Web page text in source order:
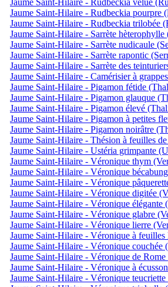
Jaume Saint-Hilaire - Rudbeckia pourpre
Jaume Saint-Hilaire - Rudbeckia trilobée
Jaume Saint-Hilaire - Sarrète
Jaume Saint-Hilaire - Sarrète nudicaule
Jaume Saint-Hilaire - Sarrète rapontic
Jaume Saint-Hilaire - Sarrète des
Jaume Saint-Hilaire - Camérisier à
Jaume Saint-Hilaire - Pigamon fétide
Jaume Saint-Hilaire - Pigamon glauque
Jaume Saint-Hilaire - Pigamon élevé
Jaume Saint-Hilaire - Pigamon à petites
Jaume Saint-Hilaire - Pigamon noirâtre
Jaume Saint-Hilaire - Thésion à feuilles
Jaume Saint-Hilaire - Ustéria grimpante
Jaume Saint-Hilaire - Véronique thym
Jaume Saint-Hilaire - Véronique
Jaume Saint-Hilaire - Véronique
Jaume Saint-Hilaire - Véronique digitée
Jaume Saint-Hilaire - Véronique élégante
Jaume Saint-Hilaire - Véronique glabre
Jaume Saint-Hilaire - Véronique lierre
Jaume Saint-Hilaire - Véronique à
Jaume Saint-Hilaire - Véronique couchée
Jaume Saint-Hilaire - Véronique de
Jaume Saint-Hilaire - Véronique à
Jaume Saint-Hilaire - Véronique